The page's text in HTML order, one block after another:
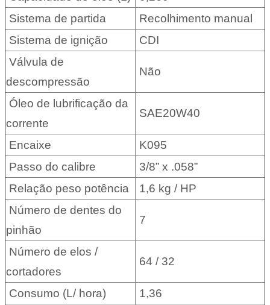
Sistema de partida
Recolhimento manual
Sistema de ignição
CDI
Válvula de
descompressão
Não
Óleo de lubrificação da
corrente
SAE20W40
Encaixe
K095
Passo do calibre
3/8” x .058”
Relação peso potência
1,6 kg / HP
Número de dentes do
pinhão
7
Número de elos /
cortadores
64 / 32
Consumo (L/ hora)
1,36